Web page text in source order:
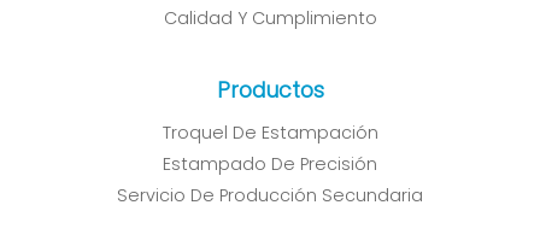
Calidad Y Cumplimiento
Productos
Troquel De Estampación
Estampado De Precisión
Servicio De Producción Secundaria